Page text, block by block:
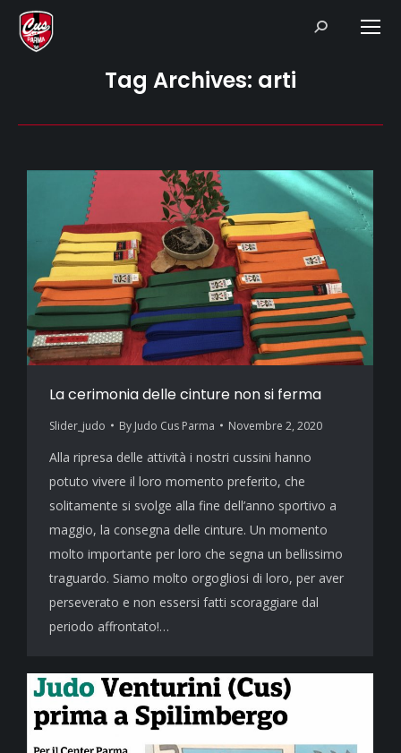
Search:
Tag Archives: arti
La cerimonia delle cinture non si ferma
Slider_judo By Judo Cus Parma Novembre 2, 2020
Alla ripresa delle attività i nostri cussini hanno
potuto vivere il loro momento preferito, che
solitamente si svolge alla fine dell’anno sportivo a
maggio, la consegna delle cinture. Un momento
molto importante per loro che segna un bellissimo
traguardo. Siamo molto orgogliosi di loro, per aver
perseverato e non essersi fatti scoraggiare dal
periodo affrontato!…